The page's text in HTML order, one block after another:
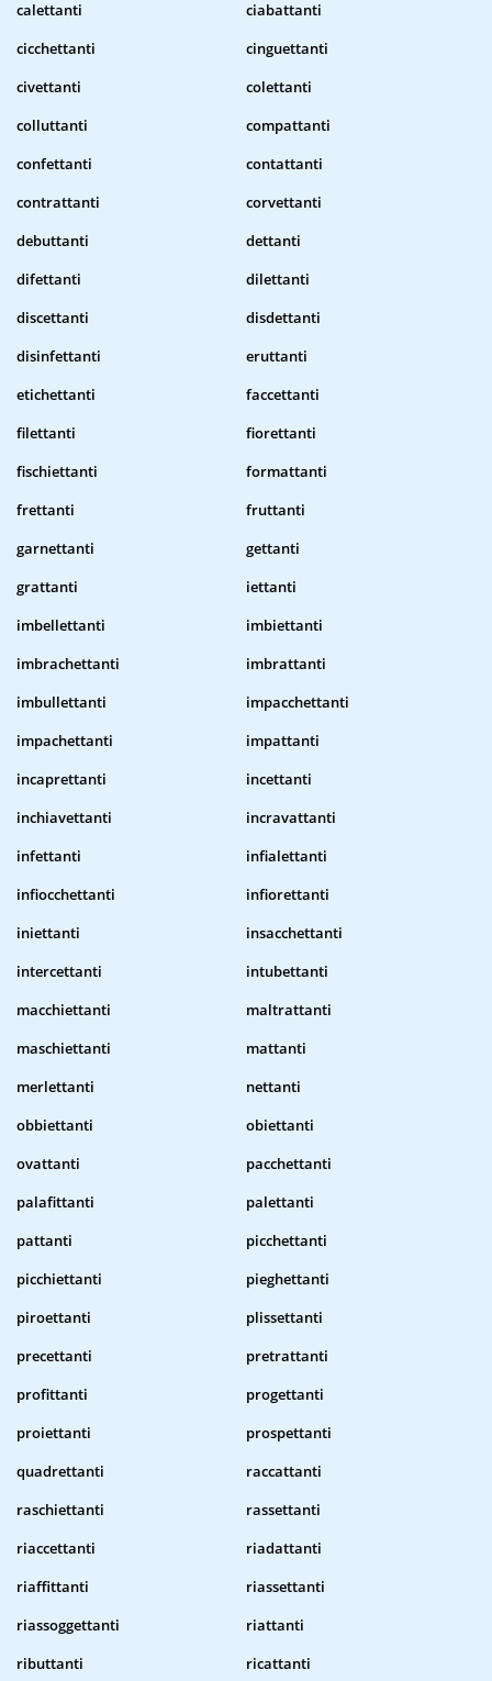
calettanti
ciabattanti
cicchettanti
cinguettanti
civettanti
colettanti
colluttanti
compattanti
confettanti
contattanti
contrattanti
corvettanti
debuttanti
dettanti
difettanti
dilettanti
discettanti
disdettanti
disinfettanti
eruttanti
etichettanti
faccettanti
filettanti
fiorettanti
fischiettanti
formattanti
frettanti
fruttanti
garnettanti
gettanti
grattanti
iettanti
imbellettanti
imbiettanti
imbrachettanti
imbrattanti
imbullettanti
impacchettanti
impachettanti
impattanti
incaprettanti
incettanti
inchiavettanti
incravattanti
infettanti
infialettanti
infiocchettanti
infiorettanti
iniettanti
insacchettanti
intercettanti
intubettanti
macchiettanti
maltrattanti
maschiettanti
mattanti
merlettanti
nettanti
obbiettanti
obiettanti
ovattanti
pacchettanti
palafittanti
palettanti
pattanti
picchettanti
picchiettanti
pieghettanti
piroettanti
plissettanti
precettanti
pretrattanti
profittanti
progettanti
proiettanti
prospettanti
quadrettanti
raccattanti
raschiettanti
rassettanti
riaccettanti
riadattanti
riaffittanti
riassettanti
riassoggettanti
riattanti
ributtanti
ricattanti